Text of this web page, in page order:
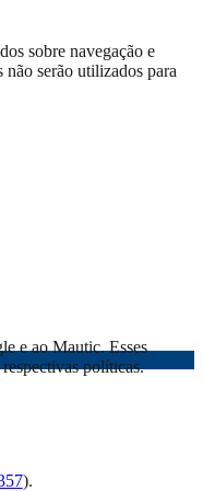
sobre navegação e
serão utilizados para
e ao Mautic. Esses
políticas.
).